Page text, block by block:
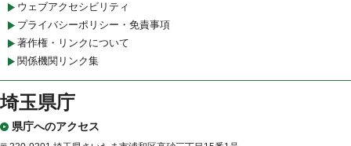
ウェブアクセシビリティ
プライバシーポリシー・免責事項
著作権・リンクについて
関係機関リンク集
埼玉県庁
県庁へのアクセス